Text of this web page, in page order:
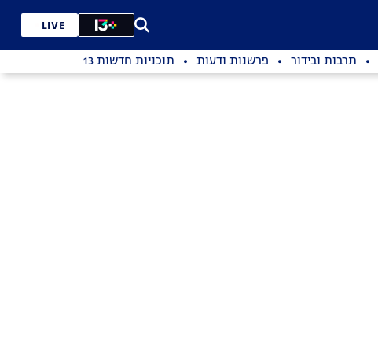
LIVE
תרבות ובידור פרשנות ודעות תוכניות חדשות 13